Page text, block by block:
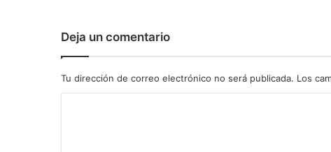
Deja un comentario
Tu dirección de correo electrónico no será publicada. Los